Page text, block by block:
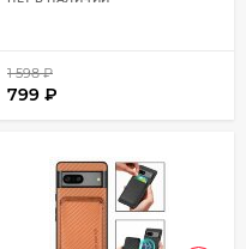
1 598₽
799 ₽